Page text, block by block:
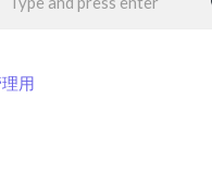
用